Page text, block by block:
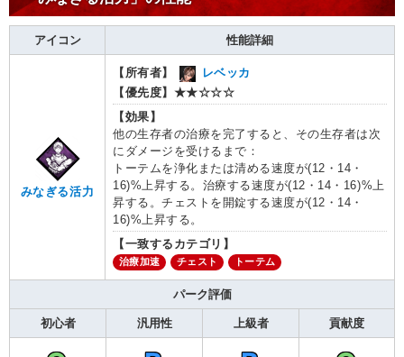
アイコン 性能詳細
みなぎる活力
【所有者】
レベッカ
【優先度】 ★★☆☆☆
【効果】
他の生存者の治療を完了すると、その生存者は次
にダメージを受けるまで：
トーテムを浄化または清める速度が(12・14・
16)%上昇する。治療する速度が(12・14・16)%上
昇する。チェストを開錠する速度が(12・14・
16)%上昇する。
【一致するカテゴリ】
治療加速 チェスト トーテム
パーク評価
初心者 汎用性 上級者 貢献度